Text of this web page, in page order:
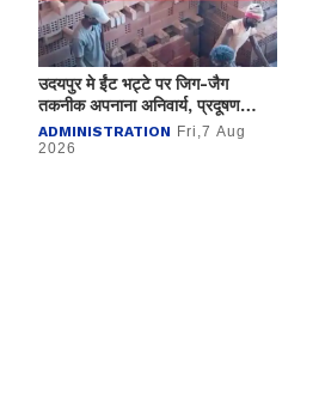
उदयपुर मे ईंट भट्टे पर जिग-जैग
तकनीक अपनाना अनिवार्य, प्रदूषण
नियंत्रण मण्डल ने कसा शिकंजा
ADMINISTRATION Fri,7 Aug
2026